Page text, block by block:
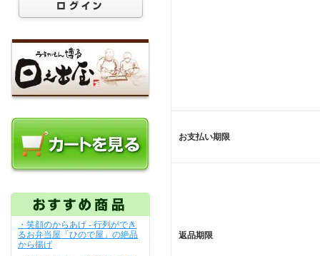
・笑顔のからあげ - 行列ができ
るお弁当屋「ひので屋」の絶品
から揚げ
お支払い期限
返品期限